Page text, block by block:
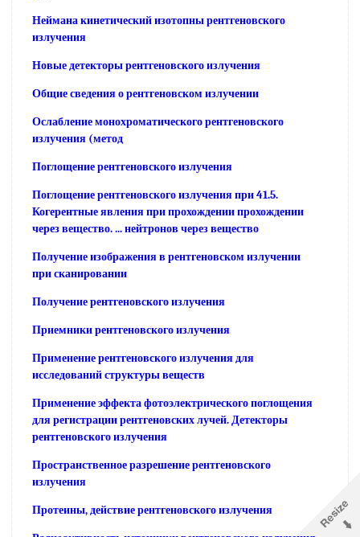
Неймана кинетический изотопны рентгеновского
излучения
Новые детекторы рентгеновского излучения
Общие сведения о рентгеновском излучении
Ослабление монохроматического рентгеновского
излучения (метод
Поглощение рентгеновского излучения
Поглощение рентгеновского излучения при 41.5.
Когерентные явления при прохождении прохождении
через вещество. ... нейтронов через вещество
Получение изображения в рентгеновском излучении
при сканировании
Получение рентгеновского излучения
Приемники рентгеновского излучения
Применение рентгеновского излучения для
исследований структуры веществ
Применение эффекта фотоэлектрического поглощения
для регистрации рентгеновских лучей. Детекторы
рентгеновского излучения
Пространственное разрешение рентгеновского
излучения
Протеины, действие рентгеновского излучения